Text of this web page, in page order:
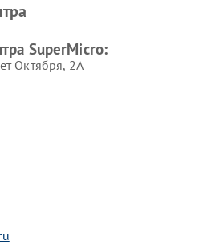
SuperMicro:
Октября, 2А